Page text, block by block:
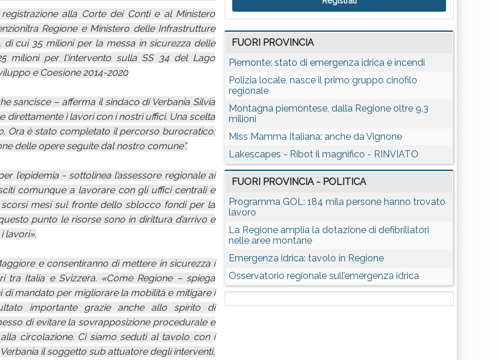
alla Corte dei Conti e al Ministero
Regione e Ministero delle Infrastrutture
cui 35 milioni per la messa in sicurezza delle
milioni per l'intervento sulla SS 34 del Lago
e Coesione 2014-2020
sancisce – afferma il sindaco di Verbania Silvia
direttamente i lavori con i nostri uffici. Una scelta
Ora è stato completato il percorso burocratico:
delle opere seguite dal nostro comune”.
l’epidemia - sottolinea l’assessore regionale ai
comunque a lavorare con gli uffici centrali e
mesi sul fronte dello sblocco fondi per la
punto le risorse sono in dirittura d’arrivo e
lavori».
e consentiranno di mettere in sicurezza i
Italia e Svizzera. «Come Regione – spiega
di mandato per migliorare la mobilità e mitigare i
importante grazie anche allo spirito di
di evitare la sovrapposizione procedurale e
circolazione. Ci siamo seduti al tavolo con i
il soggetto sub attuatore degli interventi,
FUORI PROVINCIA
Piemonte: stato di emergenza idrica e incendi
Polizia locale, nasce il primo gruppo cinofilo
regionale
Montagna piemontese, dalla Regione oltre 9,3
milioni
Miss Mamma Italiana: anche da Vignone
Lakescapes - Ribot il magnifico - RINVIATO
FUORI PROVINCIA - POLITICA
Programma GOL: 184 mila persone hanno trovato
lavoro
La Regione amplia la dotazione di defibrillatori
nelle aree montane
Emergenza idrica: tavolo in Regione
Osservatorio regionale sull’emergenza idrica